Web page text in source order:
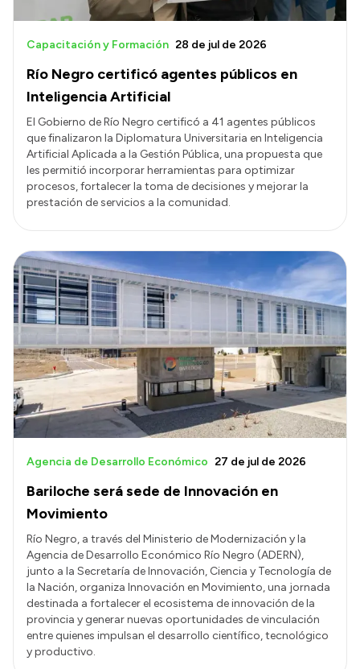
Río Negro certificó agentes públicos en
Inteligencia Artificial
Capacitación y Formación 28 de jul de 2026
El Gobierno de Río Negro certificó a 41 agentes públicos
que finalizaron la Diplomatura Universitaria en Inteligencia
Artificial Aplicada a la Gestión Pública, una propuesta que
les permitió incorporar herramientas para optimizar
procesos, fortalecer la toma de decisiones y mejorar la
prestación de servicios a la comunidad.
Bariloche será sede de Innovación en
Movimiento
Agencia de Desarrollo Económico 27 de jul de 2026
Río Negro, a través del Ministerio de Modernización y la
Agencia de Desarrollo Económico Río Negro (ADERN),
junto a la Secretaría de Innovación, Ciencia y Tecnología de
la Nación, organiza Innovación en Movimiento, una jornada
destinada a fortalecer el ecosistema de innovación de la
provincia y generar nuevas oportunidades de vinculación
entre quienes impulsan el desarrollo científico, tecnológico
y productivo.